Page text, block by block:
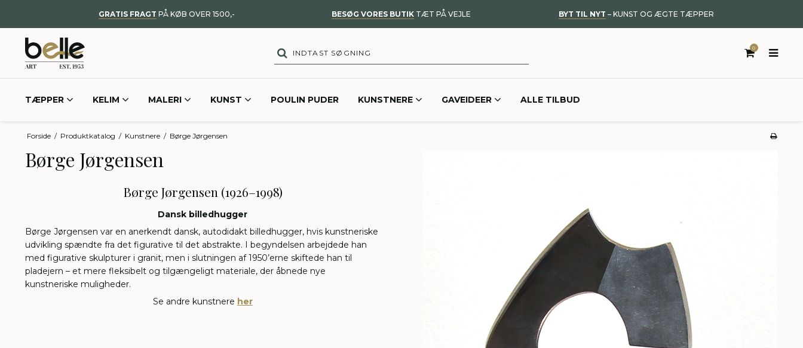
GRATIS FRAGT PÅ KØB OVER 1500,- BESØG VORES BUTIK TÆT PÅ VEJLE BYT TIL NYT – KUNST OG ÆGTE TÆPPER
0
TÆPPER KELIM MALERI KUNST POULIN PUDER KUNSTNERE GAVEIDEER ALLE TILBUD
Forside / Produktkatalog / Kunstnere / Børge Jørgensen
Børge Jørgensen
Børge Jørgensen (1926–1998)
Dansk billedhugger
Børge Jørgensen var en anerkendt dansk, autodidakt billedhugger, hvis kunstneriske
udvikling spændte fra det figurative til det abstrakte. I begyndelsen arbejdede han
med figurative skulpturer i granit, men i slutningen af 1950’erne skiftede han til
pladejern – et mere fleksibelt og tilgængeligt materiale, der åbnede nye
kunstneriske muligheder.
Se andre kunstnere her